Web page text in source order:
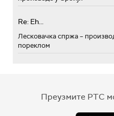
Re: Eh...
Лесковачка спржа –
пореклом
Преузмите РТС